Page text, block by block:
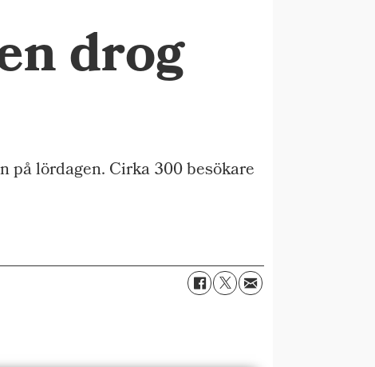
drog
lördagen. Cirka 300 besökare